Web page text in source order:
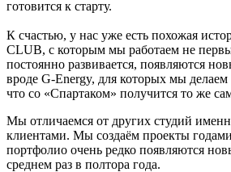
готовится к старту.
К счастью, у нас уже есть похожая
CLUB, с которым мы работаем не
постоянно развивается, появляются
вроде G-Energy, для которых мы
что со «Спартаком» получится то же
Мы отличаемся от других студий
клиентами. Мы создаём проекты
портфолио очень редко появляются
среднем раз в полтора года.